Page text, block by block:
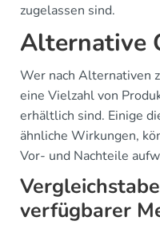
zugelassen sind.
Alternative
Wer nach Alternativen
eine Vielzahl von
erhältlich sind. Einige
ähnliche Wirkungen,
Vor- und Nachteile
verfügbarer